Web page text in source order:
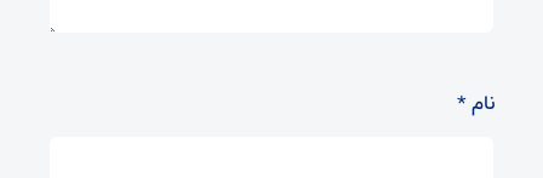
نام*